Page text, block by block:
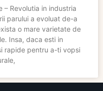
– Revolutia in industria
parului a evoluat de-a
o mare varietate de
Insa, daca esti in
rapide pentru a-ti vopsi